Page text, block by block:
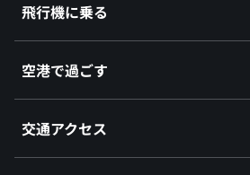
飛行機に乗る
空港で過ごす
交通アクセス